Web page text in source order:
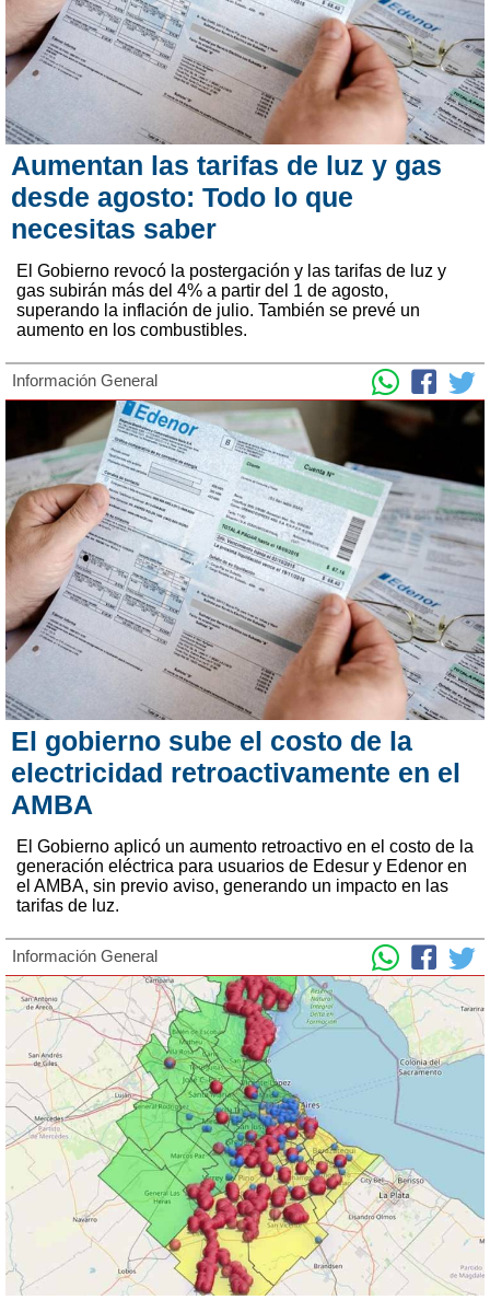
Aumentan las tarifas de luz y gas
desde agosto: Todo lo que
necesitas saber
El Gobierno revocó la postergación y las tarifas de luz y
gas subirán más del 4% a partir del 1 de agosto,
superando la inflación de julio. También se prevé un
aumento en los combustibles.
Información General
El gobierno sube el costo de la
electricidad retroactivamente en el
AMBA
El Gobierno aplicó un aumento retroactivo en el costo de la
generación eléctrica para usuarios de Edesur y Edenor en
el AMBA, sin previo aviso, generando un impacto en las
tarifas de luz.
Información General